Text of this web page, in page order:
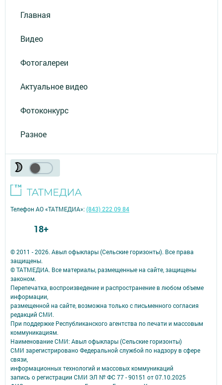
Главная
Видео
Фотогалереи
Актуальное видео
Фотоконкурс
Разное
© 2011 - 2026. Авыл офыклары (Сельские горизонты). Все права
защищены.
© ТАТМЕДИА. Все материалы, размещенные на сайте, защищены
законом.
Перепечатка, воспроизведение и распространение в любом объеме
информации,
размещенной на сайте, возможна только с письменного согласия
редакций СМИ.
При поддержке Республиканского агентства по печати и массовым
коммуникациям.
Наименование СМИ: Авыл офыклары (Сельские горизонты)
СМИ зарегистрировано Федеральной службой по надзору в сфере
связи,
информационных технологий и массовых коммуникаций
запись о регистрации СМИ ЭЛ № ФС 77 - 90151 от 07.10.2025
Телефон АО «ТАТМЕДИА»:(843) 222 09 84
18+